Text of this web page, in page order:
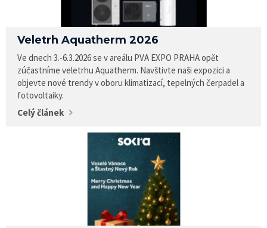
Veletrh Aquatherm 2026
Ve dnech 3.-6.3.2026 se v areálu PVA EXPO PRAHA opět
zúčastníme veletrhu Aquatherm. Navštivte naši expozici a
objevte nové trendy v oboru klimatizací, tepelných čerpadel a
fotovoltaiky.
Celý článek